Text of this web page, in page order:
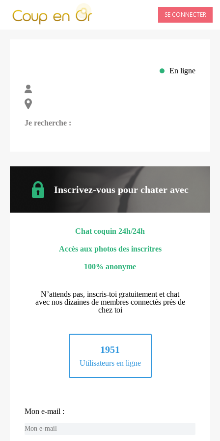
SE CONNECTER
En ligne
Je recherche :
Inscrivez-vous pour chater avec
Chat coquin 24h/24h
Accès aux photos des inscritres
100% anonyme
N’attends pas, inscris-toi gratuitement et chat
avec nos dizaines de membres connectés près de
chez toi
1951
Utilisateurs en ligne
Mon e-mail :